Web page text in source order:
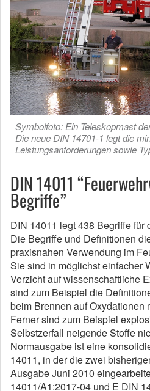
Symbolfoto: Ein Teleskopmast
Die neue DIN 14701-1 legt die
Leistungsanforderungen sowie
DIN 14011
Begriffe”
DIN 14011 legt 438 Begriffe für
Die Begriffe und Definitionen
praxisnahen Verwendung im
Sie sind in möglichst einfacher
Verzicht auf wissenschaftliche
sind zum Beispiel die
beim Brennen auf Oxydationen
Ferner sind zum Beispiel
Selbstzerfall neigende Stoffe
Normausgabe ist eine
14011, in der die zwei
Ausgabe Juni 2010
14011/A1:2017-04 und E DIN